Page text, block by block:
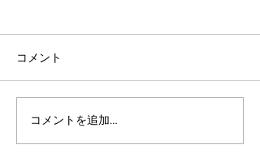
アルゴランドのポスト量
子暗号（PQC）ロードマ
コメント
コメントを追加…